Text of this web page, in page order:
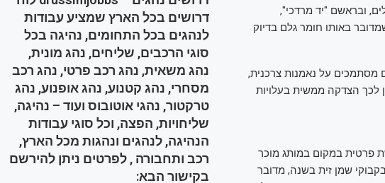
ובראשם "יד מרדכי",
זאת, למרות שמדובר באותו חומר גלם בדיוק
מסתמכים על נאמנות צרכנית,
לכך הצדקה ממשית בעלויות
פרטית במקום במותג מוכר
לחסוך 15-25 ש"ח לבקבוק. בהנחה שמשפחה ממוצעת צורכת כ-10 בקבוקי שמן זית בשנה, מדובר
דרושים בכל הארץ שמציע עבודות
לנהגים בכל התחומים, נהיגה בכל
סוגי הרכבים, שליחים, נהג מונית,
נהג משאית, נהג רכב פרטי, נהג רכב
מסחרי, נהג קטנוע, נהג אופנוע, נהג
טרקטור, נהגי אוטובוס ועוד – נהיגה,
שליחויות, הפצה, וכל סוגי עבודות
הנהיגה, לנהגים ונהגות מכל הארץ,
רכב ותחבורה , לפרטים ניתן להירשם
בקישור הבא: